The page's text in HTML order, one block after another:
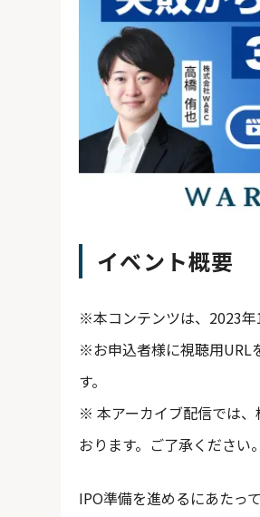
イベント
メディア
資料請求
イベント概要
※本コンテンツは、2023年
※お申込者様に視聴用URL
す。
※ 本アーカイブ配信では
おります。ご了承ください。
IPO準備を進めるにあたっ